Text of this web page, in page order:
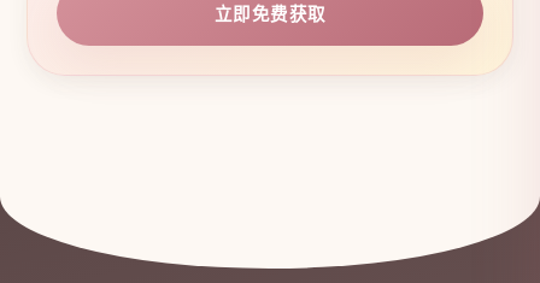
立即免费获取